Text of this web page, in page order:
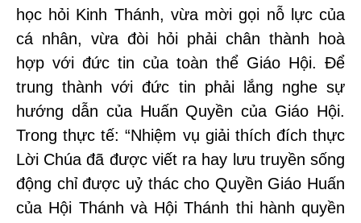
học hỏi Kinh Thánh, vừa mời gọi nỗ lực của
cá nhân, vừa đòi hỏi phải chân thành hoà
hợp với đức tin của toàn thể Giáo Hội. Để
trung thành với đức tin phải lắng nghe sự
hướng dẫn của Huấn Quyền của Giáo Hội.
Trong thực tế: “Nhiệm vụ giải thích đích thực
Lời Chúa đã được viết ra hay lưu truyền sống
động chỉ được uỷ thác cho Quyền Giáo Huấn
của Hội Thánh và Hội Thánh thi hành quyền